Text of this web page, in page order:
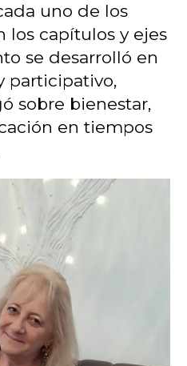
uno de los
los capítulos y ejes
se desarrolló en
participativo,
sobre bienestar,
en tiempos